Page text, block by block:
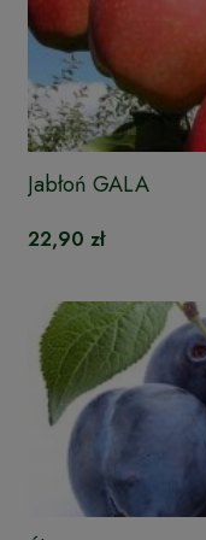
Jabłoń GALA
22,90 zł